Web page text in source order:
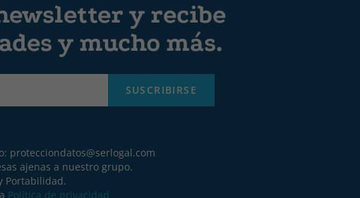
y recibe
y mucho más.
SUSCRIBIRSE
protecciondatos@serlogal.com
ajenas a nuestro grupo.
Portabilidad.
Política de privacidad